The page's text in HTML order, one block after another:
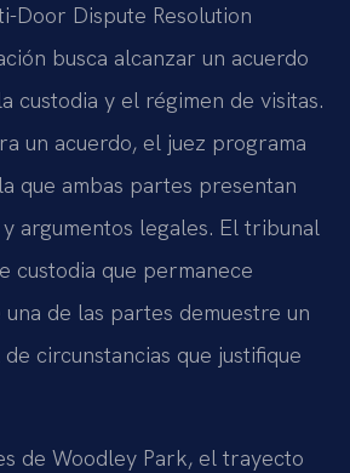
Door Dispute Resolution
busca alcanzar un acuerdo
custodia y el régimen de visitas.
un acuerdo, el juez programa
que ambas partes presentan
argumentos legales. El tribunal
custodia que permanece
de las partes demuestre un
circunstancias que justifique
de Woodley Park, el trayecto